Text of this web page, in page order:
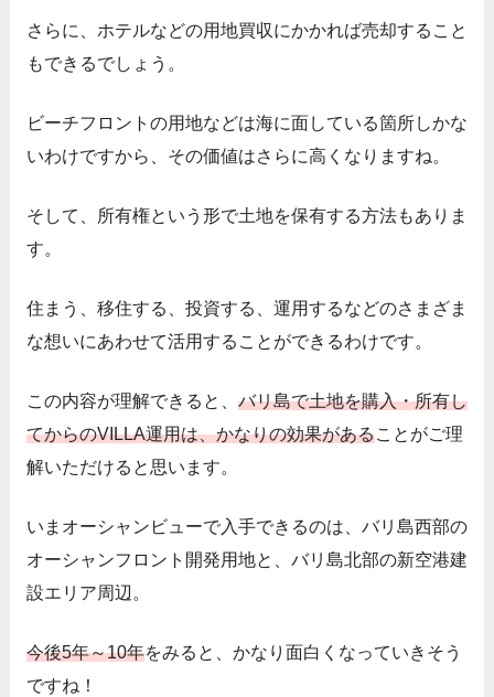
さらに、ホテルなどの用地買収にかかれば売却すること
もできるでしょう。
ビーチフロントの用地などは海に面している箇所しかな
いわけですから、その価値はさらに高くなりますね。
そして、所有権という形で土地を保有する方法もありま
す。
住まう、移住する、投資する、運用するなどのさまざま
な想いにあわせて活用することができるわけです。
この内容が理解できると、 バリ島で土地を購入・所有し
てからのVILLA運用は、かなりの効果があることがご理
解いただけると思います。
いまオーシャンビューで入手できるのは、バリ島西部の
オーシャンフロント開発用地と、バリ島北部の新空港建
設エリア周辺。
今後5年～10年をみると、かなり面白くなっていきそう
ですね！